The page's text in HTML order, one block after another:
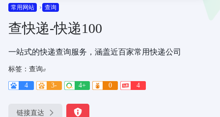
常用网站 查询
查快递-快递100
一站式的快递查询服务，涵盖近百家常用快递公司
标签： 查询
4 3- 4+ 0 4
链接直达